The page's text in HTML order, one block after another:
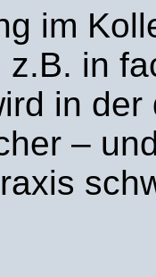
im
in
in
–